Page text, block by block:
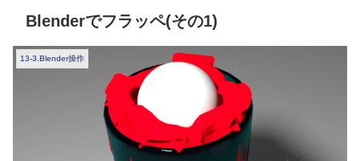
Blenderでフラッペ(その1)
13-3.Blender操作